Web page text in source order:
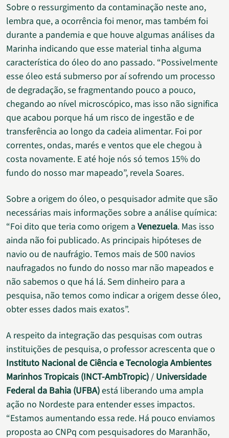
Sobre o ressurgimento da contaminação neste ano,
lembra que, a ocorrência foi menor, mas também foi
durante a pandemia e que houve algumas análises da
Marinha indicando que esse material tinha alguma
característica do óleo do ano passado. “Possivelmente
esse óleo está submerso por aí sofrendo um processo
de degradação, se fragmentando pouco a pouco,
chegando ao nível microscópico, mas isso não significa
que acabou porque há um risco de ingestão e de
transferência ao longo da cadeia alimentar. Foi por
correntes, ondas, marés e ventos que ele chegou à
costa novamente. E até hoje nós só temos 15% do
fundo do nosso mar mapeado”, revela Soares.
Sobre a origem do óleo, o pesquisador admite que são
necessárias mais informações sobre a análise química:
“Foi dito que teria como origem a Venezuela. Mas isso
ainda não foi publicado. As principais hipóteses de
navio ou de naufrágio. Temos mais de 500 navios
naufragados no fundo do nosso mar não mapeados e
não sabemos o que há lá. Sem dinheiro para a
pesquisa, não temos como indicar a origem desse óleo,
obter esses dados mais exatos”.
A respeito da integração das pesquisas com outras
instituições de pesquisa, o professor acrescenta que o
Instituto Nacional de Ciência e Tecnologia Ambientes
Marinhos Tropicais (INCT-AmbTropic) / Universidade
Federal da Bahia (UFBA)está liberando uma ampla
ação no Nordeste para entender esses impactos.
“Estamos aumentando essa rede. Há pouco enviamos
proposta ao CNPq com pesquisadores do Maranhão,